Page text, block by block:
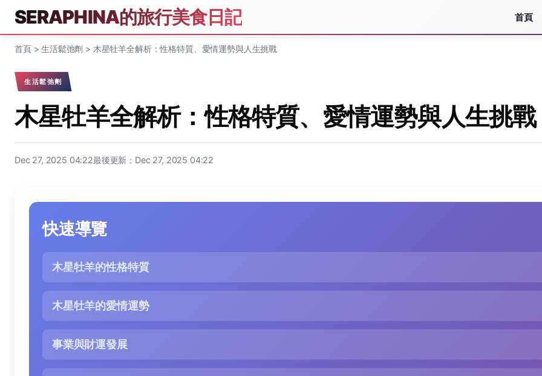
SERAPHINA的旅行美食日記 首頁
首頁>生活鬆弛劑 > 木星牡羊全解析：性格特質、愛情運勢與人生挑戰
生活鬆弛劑
木星牡羊全解析：性格特質、愛情運勢與人生挑戰
Dec 27, 2025 04:22最後更新：Dec 27, 2025 04:22
快速導覽
木星牡羊的性格特質
木星牡羊的愛情運勢
事業與財運發展